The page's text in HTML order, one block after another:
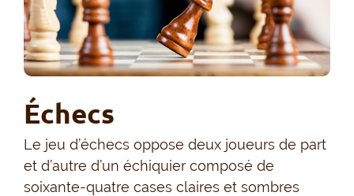
Échecs
Le jeu d’échecs oppose deux joueurs de part
et d’autre d’un échiquier composé de
soixante-quatre cases claires et sombres